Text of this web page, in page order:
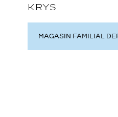
KRYS
MAGASIN FAMILIAL